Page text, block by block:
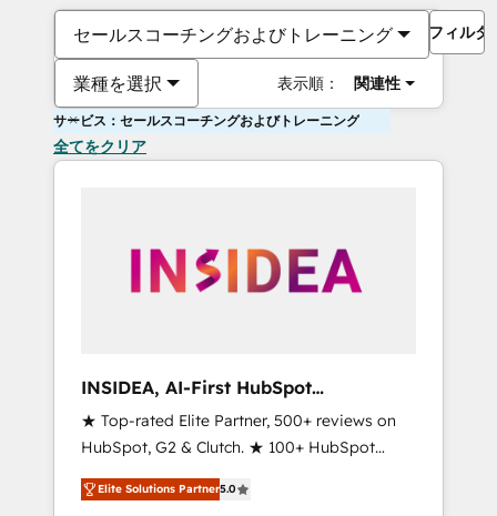
セールスコーチングおよびトレーニング
業種を選択 表示順： 関連性
フィルタ
サービス：セールスコーチングおよびトレーニング
全てをクリア
INSIDEA, AI-First HubSpot
Onboarding & RevOps
★ Top-rated Elite Partner, 500+ reviews on
HubSpot, G2 & Clutch. ★ 100+ HubSpot
Certified Experts & Trainers across the team
★ 1,500+ implementations across five
Elite Solutions Partner5.0